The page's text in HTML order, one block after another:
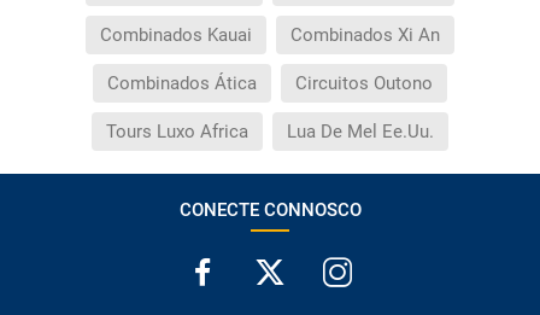
Combinados Kauai Combinados Xi An
Combinados Ática Circuitos Outono
Tours Luxo Africa Lua De Mel Ee.Uu.
CONECTE CONNOSCO